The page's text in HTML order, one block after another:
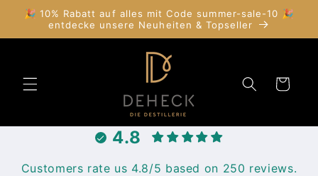
zum
Inhalt
🎉 10% Rabatt auf alles mit Code summer-sale-10 🎉
entdecke unsere Neuheiten & Topseller
Warenkorb
4.8
Customers rate us 4.8/5 based on 250 reviews.